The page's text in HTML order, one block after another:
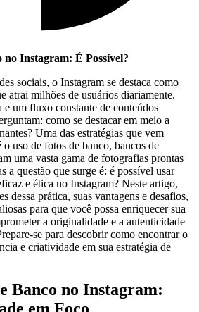
no‌ Instagram: ‌É Possível?
sociais,⁤ o Instagram se destaca como
atrai milhões de ‍usuários ​diariamente.
e um fluxo constante de conteúdos
como se destacar ⁤em​ meio ​a
‍Uma das​ estratégias que vem
uso de⁢ fotos de banco, bancos de
uma vasta‌ gama de fotografias prontas
a⁢ questão que surge é: é possível ⁣usar
e ética no‌ Instagram? Neste artigo,
dessa‍ prática,​ suas vantagens e desafios,
para​ que você possa enriquecer‍ sua​
a originalidade e ⁢a autenticidade
se ⁤para descobrir‌ como encontrar⁢ o
e criatividade em sua estratégia ⁢de‌
Banco no Instagram:​
em Foco